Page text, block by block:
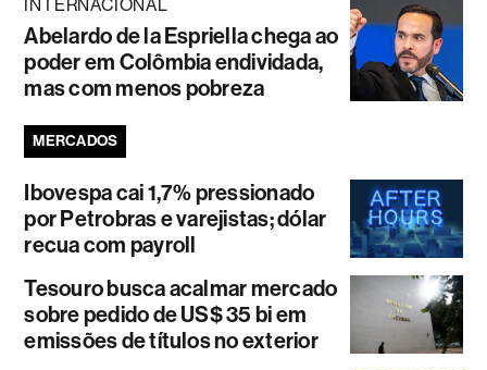
INTERNACIONAL
Abelardo de la Espriella chega ao
poder em Colômbia endividada,
mas com menos pobreza
MERCADOS
Ibovespa cai 1,7% pressionado
por Petrobras e varejistas; dólar
recua com payroll
Tesouro busca acalmar mercado
sobre pedido de US$ 35 bi em
emissões de títulos no exterior